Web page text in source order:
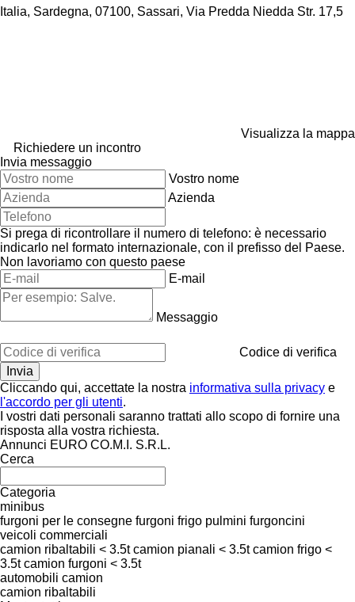
Italia, Sardegna, 07100, Sassari, Via Predda Niedda Str. 17,5
Visualizza la mappa
Richiedere un incontro
Invia messaggio
Vostro nome
Azienda
Si prega di ricontrollare il numero di telefono: è necessario
indicarlo nel formato internazionale, con il prefisso del Paese.
Non lavoriamo con questo paese
E-mail
Messaggio
Codice di verifica
Cliccando qui, accettate la nostra informativa sulla privacy e
l'accordo per gli utenti.
I vostri dati personali saranno trattati allo scopo di fornire una
risposta alla vostra richiesta.
Annunci EURO CO.M.I. S.R.L.
Cerca
Categoria
minibus
furgoni per le consegne furgoni frigo pulmini furgoncini
veicoli commerciali
camion ribaltabili < 3.5t camion pianali < 3.5t camion frigo <
3.5t camion furgoni < 3.5t
automobili camion
camion ribaltabili